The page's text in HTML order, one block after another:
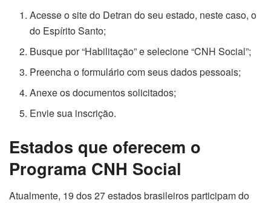
Acesse o site do Detran do seu estado, neste caso, o
do Espírito Santo;
Busque por “Habilitação” e selecione “CNH Social”;
Preencha o formulário com seus dados pessoais;
Anexe os documentos solicitados;
Envie sua inscrição.
Estados que oferecem o
Programa CNH Social
Atualmente, 19 dos 27 estados brasileiros participam do